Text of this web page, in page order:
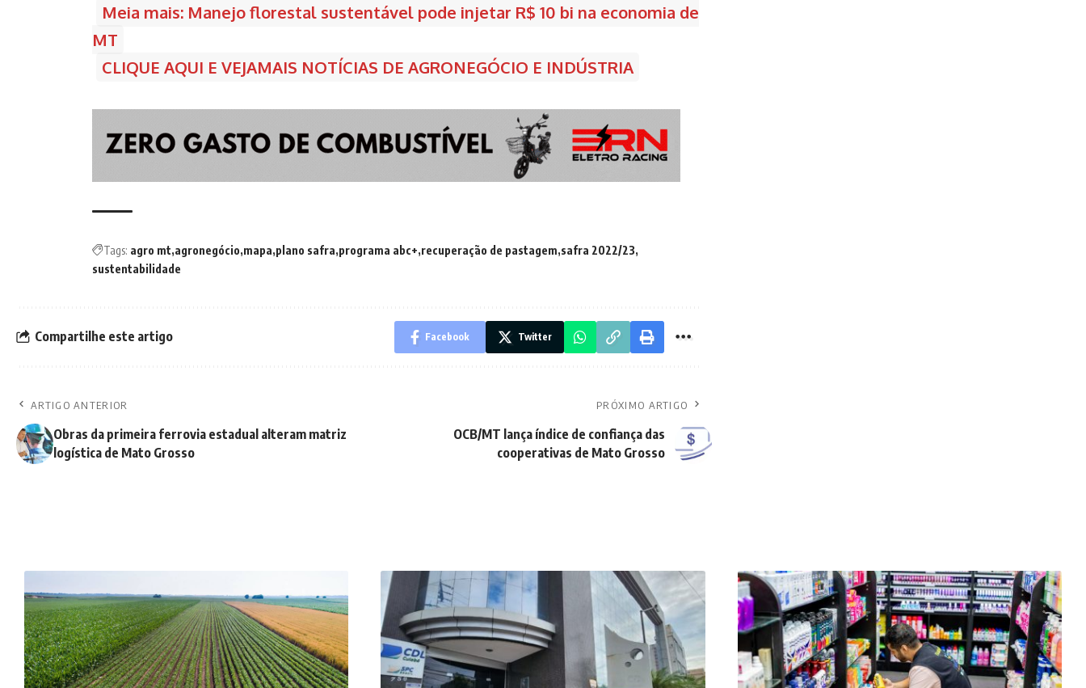
Meia mais: Manejo florestal sustentável pode injetar R$ 10 bi na economia de
MT
CLIQUE AQUI E VEJAMAIS NOTÍCIAS DE AGRONEGÓCIO E INDÚSTRIA
Tags: agro mt agronegócio mapa plano safra programa abc+ recuperação de pastagem safra 2022/23
sustentabilidade
Compartilhe este artigo Facebook Twitter
ARTIGO ANTERIOR
Obras da primeira ferrovia estadual alteram matriz
logística de Mato Grosso
PRÓXIMO ARTIGO
OCB/MT lança índice de confiança das
cooperativas de Mato Grosso